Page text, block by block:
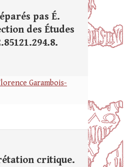
pas É.
des Études
Garambois-
critique.